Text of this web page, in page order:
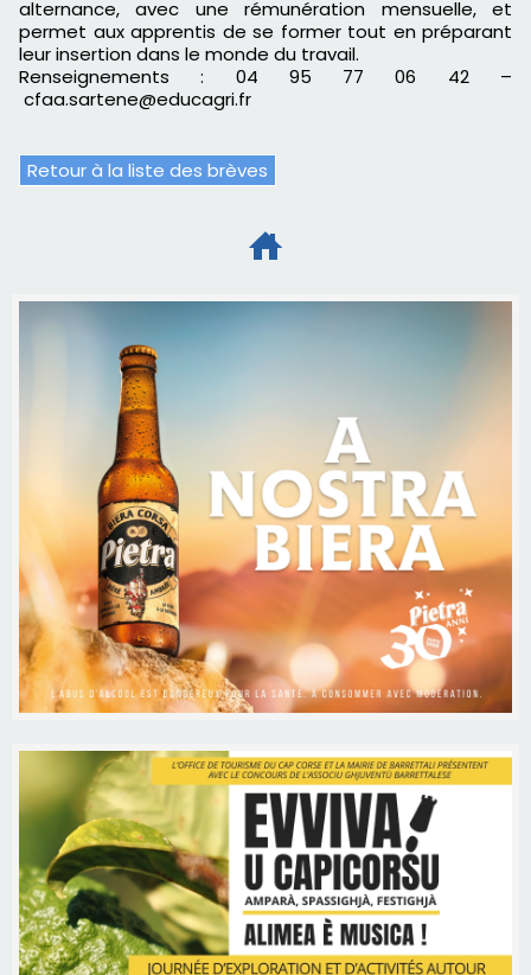
alternance, avec une rémunération mensuelle, et
permet aux apprentis de se former tout en préparant
leur insertion dans le monde du travail.
Renseignements : 04 95 77 06 42 –
cfaa.sartene@educagri.fr
Retour à la liste des brèves